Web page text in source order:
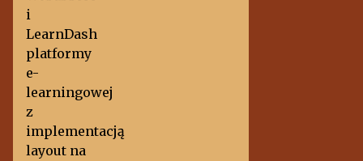
i
LearnDash
platformy
e-
learningowej
z
implementacją
layout na